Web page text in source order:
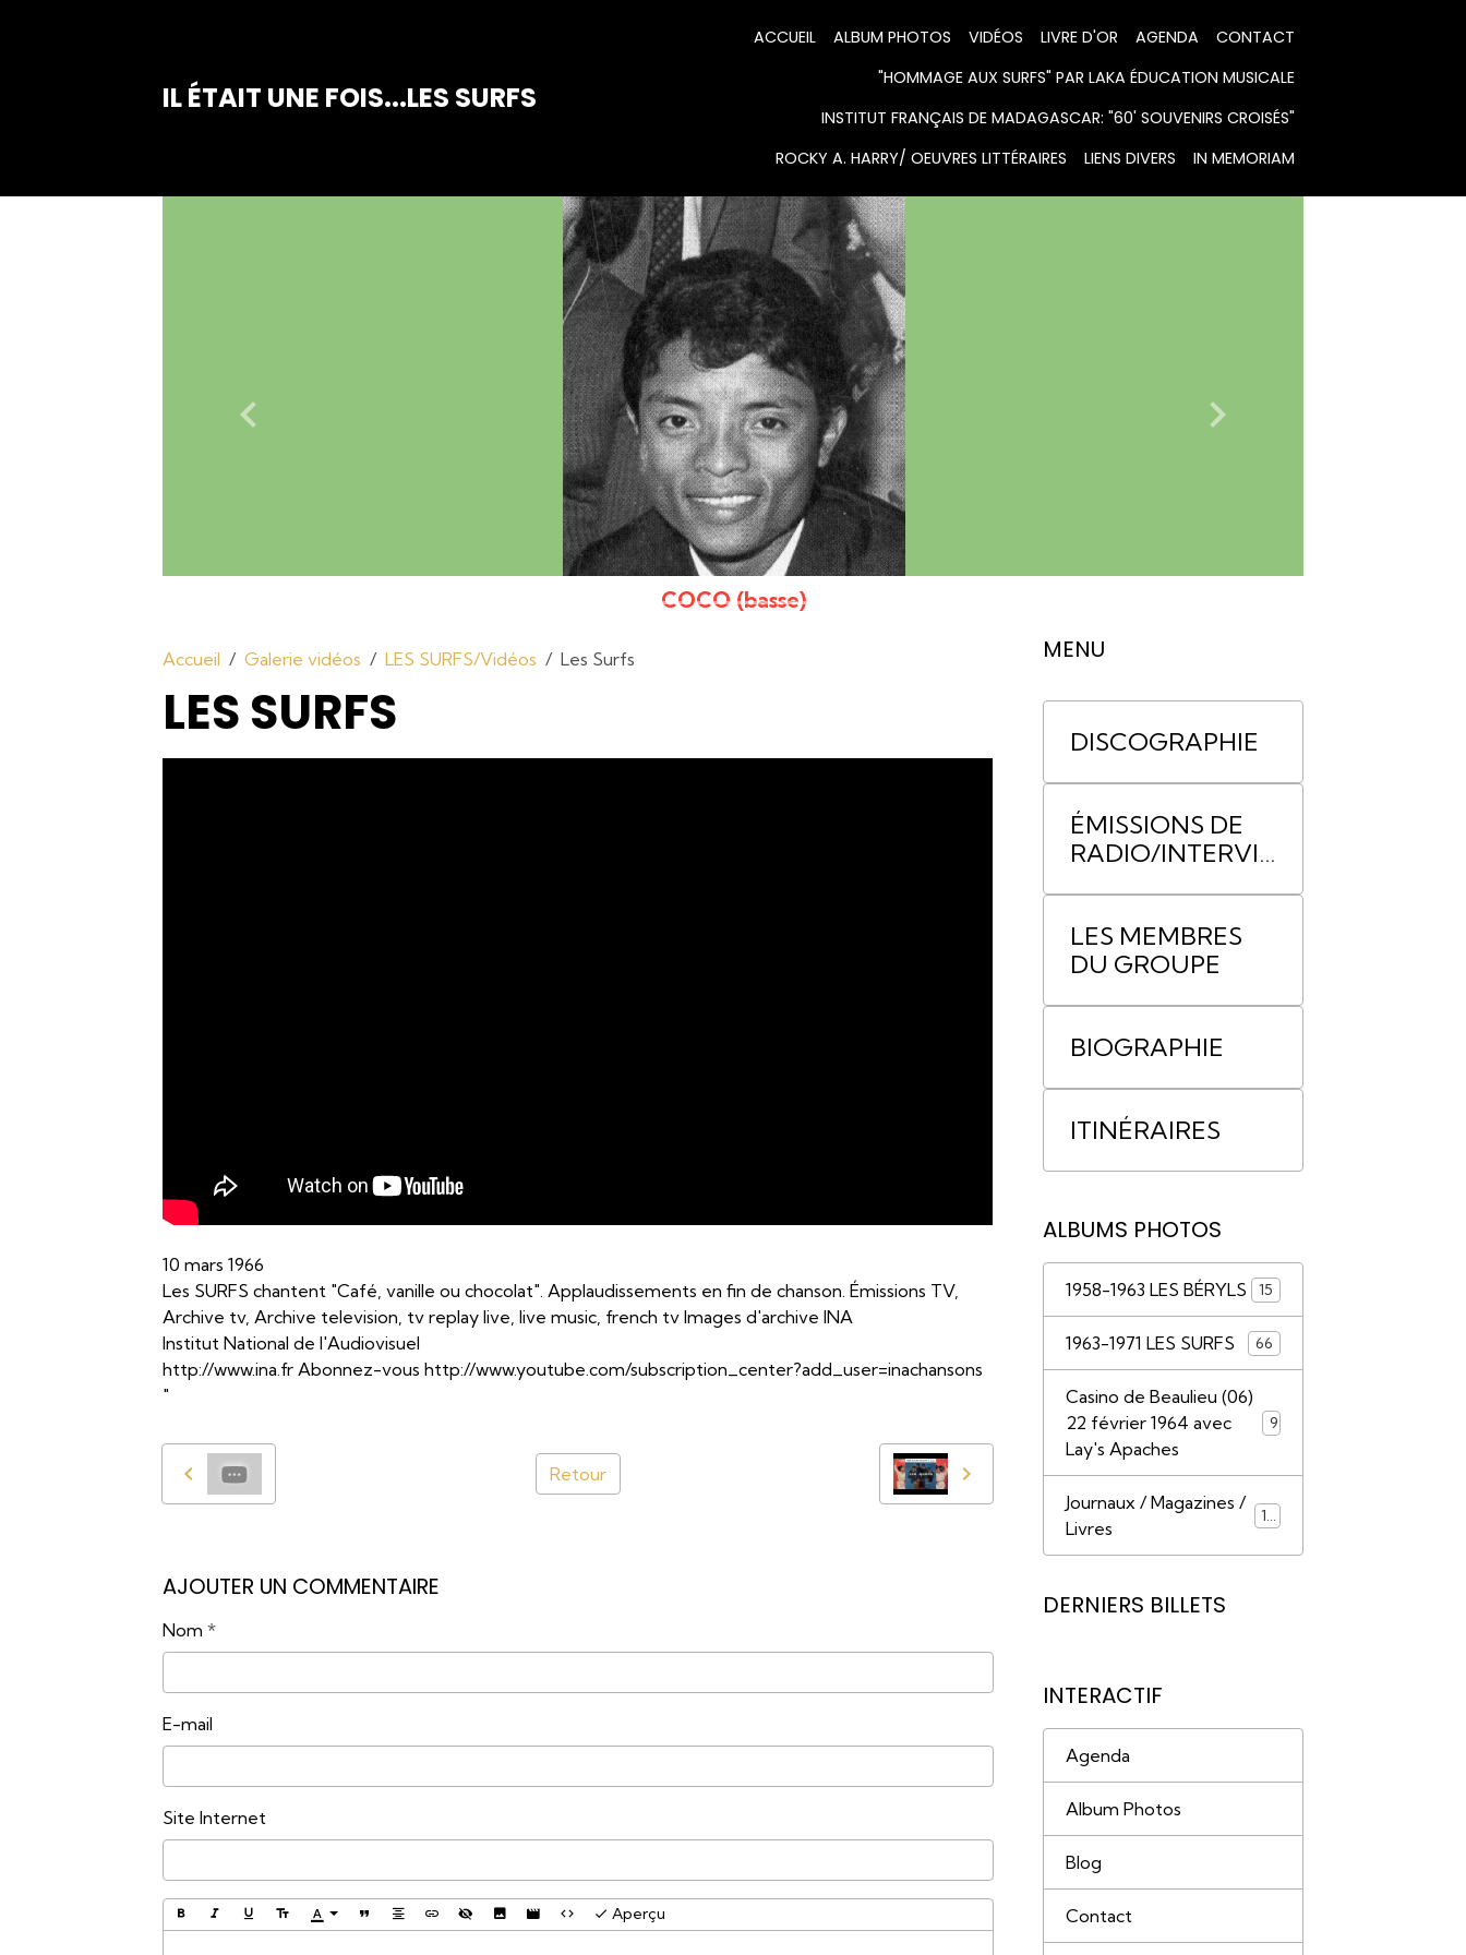
IL ÉTAIT UNE FOIS...LES SURFS
ACCUEIL ALBUM PHOTOS VIDÉOS LIVRE D'OR AGENDA
CONTACT
"HOMMAGE AUX SURFS" PAR LAKA ÉDUCATION MUSICALE
INSTITUT FRANÇAIS DE MADAGASCAR: "60' SOUVENIRS CROISÉS"
ROCKY A. HARRY/ OEUVRES LITTÉRAIRES
LIENS DIVERS IN MEMORIAM
COCO (basse)
Accueil Galerie vidéos LES SURFS/Vidéos Les Surfs
LES SURFS
10 mars 1966
Les SURFS chantent "Café, vanille ou chocolat". Applaudissements en fin de chanson. Émissions TV,
Archive tv, Archive television, tv replay live, live music, french tv Images d'archive INA
Institut National de l'Audiovisuel
http://www.ina.fr Abonnez-vous http://www.youtube.com/subscription_center?add_user=inachansons
"
Retour
AJOUTER UN COMMENTAIRE
Nom
E-mail
Site Internet
Aperçu
MENU
DISCOGRAPHIE
ÉMISSIONS DE
RADIO/INTERVIE
LES MEMBRES
DU GROUPE
BIOGRAPHIE
ITINÉRAIRES
ALBUMS PHOTOS
1958-1963 LES BÉRYLS 15
1963-1971 LES SURFS 66
Casino de Beaulieu (06)
22 février 1964 avec
Lay's Apaches
Journaux / Magazines /
Livres
18
DERNIERS BILLETS
INTERACTIF
Agenda
Album Photos
Blog
Contact